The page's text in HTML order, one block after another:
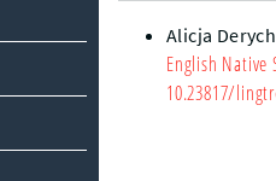
Alicja Derych
English Native
10.23817/